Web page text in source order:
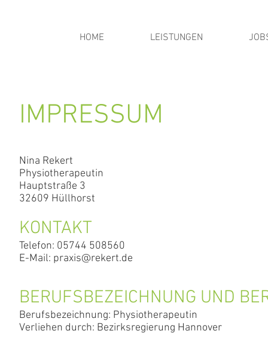
HOME LEISTUNGEN
IMPRESSUM
Nina Rekert
Physiotherapeutin
Hauptstraße 3
32609 Hüllhorst
KONTAKT
Telefon: 05744 508560
E-Mail: praxis@rekert.de
BERUFSBEZEICHNUNG UND
Berufsbezeichnung: Physiotherapeutin
Verliehen durch: Bezirksregierung Hannover